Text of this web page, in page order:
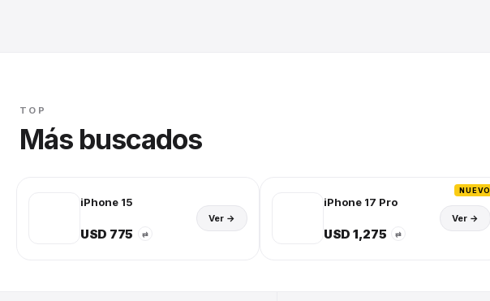
TOP
Más buscados
iPhone 15
USD 775 ⇄
Ver →
NUEVO
iPhone 17 Pro
USD 1,275 ⇄
Ver →